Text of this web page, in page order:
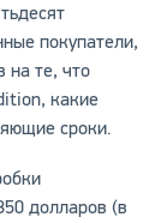
покупатели,
на те, что
какие
сроки.
долларов (в